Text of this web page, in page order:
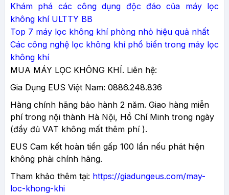
Khám phá các công dụng độc đáo của máy lọc
không khí ULTTY BB
Top 7 máy lọc không khí phòng nhỏ hiệu quả nhất
Các công nghệ lọc không khí phổ biến trong máy lọc
không khí
MUA MÁY LỌC KHÔNG KHÍ. Liên hệ:
Gia Dụng EUS Việt Nam: 0886.248.836
Hàng chính hãng bảo hành 2 năm. Giao hàng miễn
phí trong nội thành Hà Nội, Hồ Chí Minh trong ngày
(đầy đủ VAT không mất thêm phí ).
EUS Cam kết hoàn tiền gấp 100 lần nếu phát hiện
không phải chính hãng.
Tham khảo thêm tại: https://giadungeus.com/may-
loc-khong-khi